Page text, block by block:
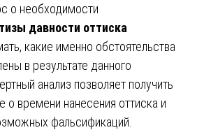
о необходимости
давности оттиска
какие именно обстоятельства
в результате данного
анализ позволяет получить
о времени нанесения оттиска и
фальсификаций.